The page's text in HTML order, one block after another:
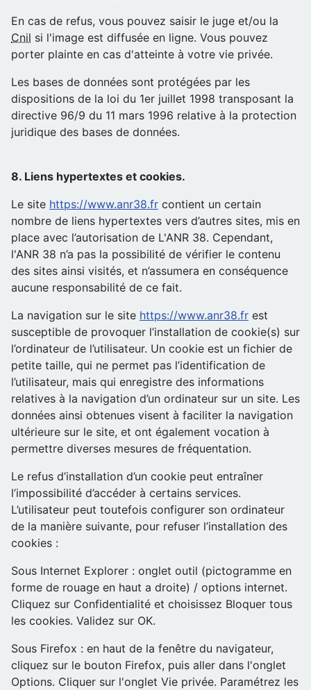
En cas de refus, vous pouvez saisir le juge et/ou la
Cnil si l'image est diffusée en ligne. Vous pouvez
porter plainte en cas d'atteinte à votre vie privée.
Les bases de données sont protégées par les
dispositions de la loi du 1er juillet 1998 transposant la
directive 96/9 du 11 mars 1996 relative à la protection
juridique des bases de données.
8. Liens hypertextes et cookies.
Le site https://www.anr38.fr contient un certain
nombre de liens hypertextes vers d’autres sites, mis en
place avec l’autorisation de L'ANR 38. Cependant,
l'ANR 38 n’a pas la possibilité de vérifier le contenu
des sites ainsi visités, et n’assumera en conséquence
aucune responsabilité de ce fait.
La navigation sur le site https://www.anr38.fr est
susceptible de provoquer l’installation de cookie(s) sur
l’ordinateur de l’utilisateur. Un cookie est un fichier de
petite taille, qui ne permet pas l’identification de
l’utilisateur, mais qui enregistre des informations
relatives à la navigation d’un ordinateur sur un site. Les
données ainsi obtenues visent à faciliter la navigation
ultérieure sur le site, et ont également vocation à
permettre diverses mesures de fréquentation.
Le refus d’installation d’un cookie peut entraîner
l’impossibilité d’accéder à certains services.
L’utilisateur peut toutefois configurer son ordinateur
de la manière suivante, pour refuser l’installation des
cookies :
Sous Internet Explorer : onglet outil (pictogramme en
forme de rouage en haut a droite) / options internet.
Cliquez sur Confidentialité et choisissez Bloquer tous
les cookies. Validez sur OK.
Sous Firefox : en haut de la fenêtre du navigateur,
cliquez sur le bouton Firefox, puis aller dans l'onglet
Options. Cliquer sur l'onglet Vie privée. Paramétrez les